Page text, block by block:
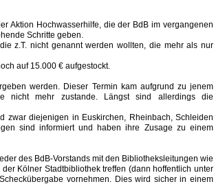
Aktion Hochwasserhilfe, die der BdB im vergangenen
Schritte geben.
z.T. nicht genannt werden wollten, die mehr als nur
auf 15.000 € aufgestockt.
werden. Dieser Termin kam aufgrund zu jenem
nicht mehr zustande. Längst sind allerdings die
zwar diejenigen in Euskirchen, Rheinbach, Schleiden
sind informiert und haben ihre Zusage zu einem
des BdB-Vorstands mit den Bibliotheksleitungen wie
Kölner Stadtbibliothek treffen (dann hoffentlich unter
vornehmen. Dies wird sicher in einem